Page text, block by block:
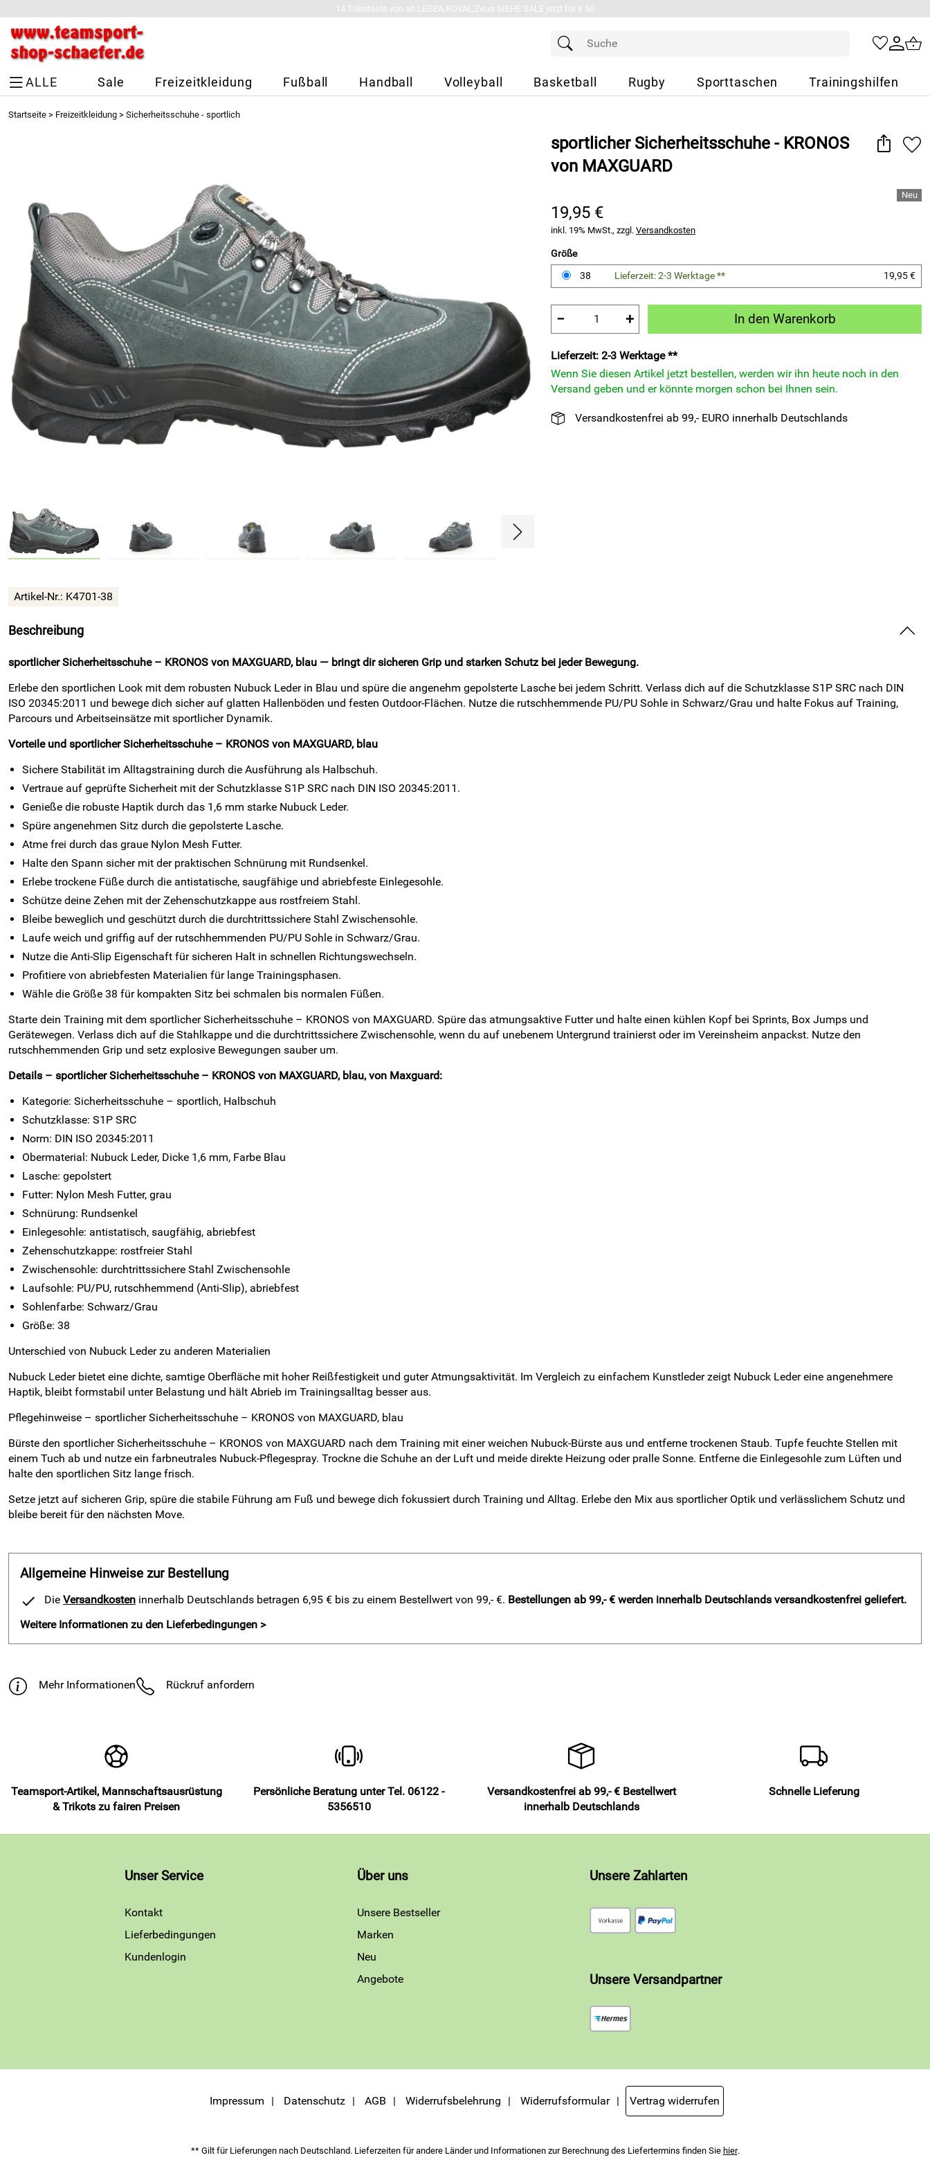
14 Trikotsets von alt.LEGEA,ROYAL,Zeus SIEHE SALE jetzt für € 50
ALLE Sale Freizeitkleidung Fußball Handball Volleyball Basketball Rugby Sporttaschen Trainingshilfen
Startseite > Freizeitkleidung > Sicherheitsschuhe - sportlich
sportlicher Sicherheitsschuhe - KRONOS
von MAXGUARD
19,95 €
inkl. 19% MwSt., zzgl. Versandkosten
Größe
38
Lieferzeit: 2-3 Werktage ** 19,95 €
− + In den Warenkorb
Lieferzeit: 2-3 Werktage **
Wenn Sie diesen Artikel jetzt bestellen, werden wir ihn heute noch in den
Versand geben und er könnte morgen schon bei Ihnen sein.
Versandkostenfrei ab 99,- EURO innerhalb Deutschlands
Artikel-Nr.: K4701-38
Beschreibung
sportlicher Sicherheitsschuhe – KRONOS von MAXGUARD, blau — bringt dir sicheren Grip und starken Schutz bei jeder Bewegung.
Erlebe den sportlichen Look mit dem robusten Nubuck Leder in Blau und spüre die angenehm gepolsterte Lasche bei jedem Schritt. Verlass dich auf die Schutzklasse S1P SRC nach DIN
ISO 20345:2011 und bewege dich sicher auf glatten Hallenböden und festen Outdoor-Flächen. Nutze die rutschhemmende PU/PU Sohle in Schwarz/Grau und halte Fokus auf Training,
Parcours und Arbeitseinsätze mit sportlicher Dynamik.
Vorteile und sportlicher Sicherheitsschuhe – KRONOS von MAXGUARD, blau
Sichere Stabilität im Alltagstraining durch die Ausführung als Halbschuh.
Vertraue auf geprüfte Sicherheit mit der Schutzklasse S1P SRC nach DIN ISO 20345:2011.
Genieße die robuste Haptik durch das 1,6 mm starke Nubuck Leder.
Spüre angenehmen Sitz durch die gepolsterte Lasche.
Atme frei durch das graue Nylon Mesh Futter.
Halte den Spann sicher mit der praktischen Schnürung mit Rundsenkel.
Erlebe trockene Füße durch die antistatische, saugfähige und abriebfeste Einlegesohle.
Schütze deine Zehen mit der Zehenschutzkappe aus rostfreiem Stahl.
Bleibe beweglich und geschützt durch die durchtrittssichere Stahl Zwischensohle.
Laufe weich und griffig auf der rutschhemmenden PU/PU Sohle in Schwarz/Grau.
Nutze die Anti-Slip Eigenschaft für sicheren Halt in schnellen Richtungswechseln.
Profitiere von abriebfesten Materialien für lange Trainingsphasen.
Wähle die Größe 38 für kompakten Sitz bei schmalen bis normalen Füßen.
Starte dein Training mit dem sportlicher Sicherheitsschuhe – KRONOS von MAXGUARD. Spüre das atmungsaktive Futter und halte einen kühlen Kopf bei Sprints, Box Jumps und
Gerätewegen. Verlass dich auf die Stahlkappe und die durchtrittssichere Zwischensohle, wenn du auf unebenem Untergrund trainierst oder im Vereinsheim anpackst. Nutze den
rutschhemmenden Grip und setz explosive Bewegungen sauber um.
Details – sportlicher Sicherheitsschuhe – KRONOS von MAXGUARD, blau, von Maxguard:
Kategorie: Sicherheitsschuhe – sportlich, Halbschuh
Schutzklasse: S1P SRC
Norm: DIN ISO 20345:2011
Obermaterial: Nubuck Leder, Dicke 1,6 mm, Farbe Blau
Lasche: gepolstert
Futter: Nylon Mesh Futter, grau
Schnürung: Rundsenkel
Einlegesohle: antistatisch, saugfähig, abriebfest
Zehenschutzkappe: rostfreier Stahl
Zwischensohle: durchtrittssichere Stahl Zwischensohle
Laufsohle: PU/PU, rutschhemmend (Anti-Slip), abriebfest
Sohlenfarbe: Schwarz/Grau
Größe: 38
Unterschied von Nubuck Leder zu anderen Materialien
Nubuck Leder bietet eine dichte, samtige Oberfläche mit hoher Reißfestigkeit und guter Atmungsaktivität. Im Vergleich zu einfachem Kunstleder zeigt Nubuck Leder eine angenehmere
Haptik, bleibt formstabil unter Belastung und hält Abrieb im Trainingsalltag besser aus.
Pflegehinweise – sportlicher Sicherheitsschuhe – KRONOS von MAXGUARD, blau
Bürste den sportlicher Sicherheitsschuhe – KRONOS von MAXGUARD nach dem Training mit einer weichen Nubuck-Bürste aus und entferne trockenen Staub. Tupfe feuchte Stellen mit
einem Tuch ab und nutze ein farbneutrales Nubuck-Pflegespray. Trockne die Schuhe an der Luft und meide direkte Heizung oder pralle Sonne. Entferne die Einlegesohle zum Lüften und
halte den sportlichen Sitz lange frisch.
Setze jetzt auf sicheren Grip, spüre die stabile Führung am Fuß und bewege dich fokussiert durch Training und Alltag. Erlebe den Mix aus sportlicher Optik und verlässlichem Schutz und
bleibe bereit für den nächsten Move.
Allgemeine Hinweise zur Bestellung
Die Versandkosten innerhalb Deutschlands betragen 6,95 € bis zu einem Bestellwert von 99,- €. Bestellungen ab 99,- € werden innerhalb Deutschlands versandkostenfrei geliefert.
Weitere Informationen zu den Lieferbedingungen >
Mehr Informationen Rückruf anfordern
Teamsport-Artikel, Mannschaftsausrüstung
& Trikots zu fairen Preisen
Persönliche Beratung unter Tel. 06122 -
5356510
Versandkostenfrei ab 99,- € Bestellwert
innerhalb Deutschlands
Schnelle Lieferung
Unser Service
Kontakt
Lieferbedingungen
Kundenlogin
Über uns
Unsere Bestseller
Marken
Neu
Angebote
Unsere Zahlarten
Unsere Versandpartner
Impressum Datenschutz AGB Widerrufsbelehrung Widerrufsformular Vertrag widerrufen
** Gilt für Lieferungen nach Deutschland. Lieferzeiten für andere Länder und Informationen zur Berechnung des Liefertermins finden Sie hier.